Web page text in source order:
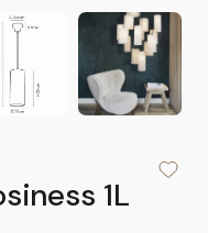
1L